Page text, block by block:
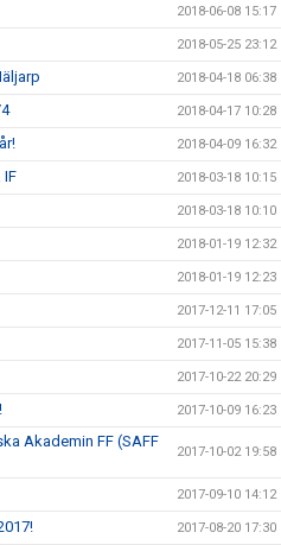
2018-06-08 15:17
2018-05-25 23:12
2018-04-18 06:38
2018-04-17 10:28
2018-04-09 16:32
IF 2018-03-18 10:15
2018-03-18 10:10
2018-01-19 12:32
2018-01-19 12:23
2017-12-11 17:05
2017-11-05 15:38
2017-10-22 20:29
2017-10-09 16:23
Akademin FF (SAFF
2017-10-02 19:58
2017-09-10 14:12
2017-08-20 17:30